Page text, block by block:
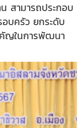
สามารถประกอบ
อบครัว ยกระดับ
ญในการพัฒนา